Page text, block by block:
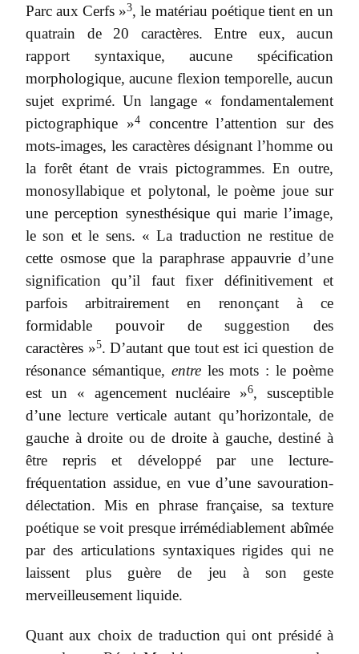
Parc aux Cerfs »3, le matériau poétique tient en un
quatrain de 20 caractères. Entre eux, aucun
rapport syntaxique, aucune spécification
morphologique, aucune flexion temporelle, aucun
sujet exprimé. Un langage « fondamentalement
pictographique »4concentre l’attention sur des
mots-images, les caractères désignant l’homme ou
la forêt étant de vrais pictogrammes. En outre,
monosyllabique et polytonal, le poème joue sur
une perception synesthésique qui marie l’image,
le son et le sens. « La traduction ne restitue de
cette osmose que la paraphrase appauvrie d’une
signification qu’il faut fixer définitivement et
parfois arbitrairement en renonçant à ce
formidable pouvoir de suggestion des
caractères »5. D’autant que tout est ici question de
résonance sémantique, entreles mots : le poème
est un « agencement nucléaire »6, susceptible
d’une lecture verticale autant qu’horizontale, de
gauche à droite ou de droite à gauche, destiné à
être repris et développé par une lecture-
fréquentation assidue, en vue d’une savouration-
délectation. Mis en phrase française, sa texture
poétique se voit presque irrémédiablement abîmée
par des articulations syntaxiques rigides qui ne
laissent plus guère de jeu à son geste
merveilleusement liquide.
Quant aux choix de traduction qui ont présidé à